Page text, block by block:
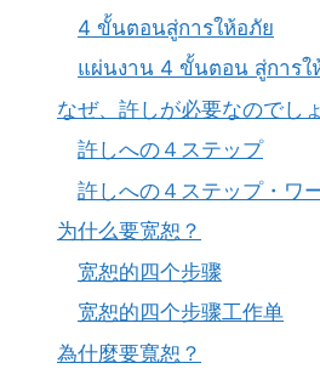
4 ขั้นตอนสู่การให้อภัย
แผ่นงาน 4 ขั้นตอน สู่การใ
なぜ、許しが必要なのでし
許しへの４ステップ
許しへの４ステップ・ワ
为什么要宽恕？
宽恕的四个步骤
宽恕的四个步骤工作单
為什麼要寬恕？